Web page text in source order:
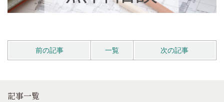
前の記事 一覧 次の記事
記事一覧